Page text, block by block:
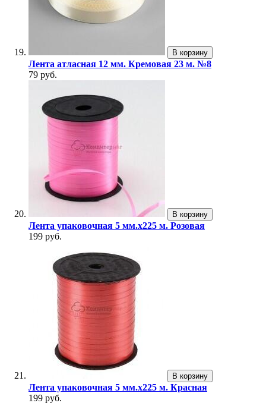
В корзину
Лента атласная 12 мм. Кремовая 23 м. №8
79 руб.
В корзину
Лента упаковочная 5 мм.х225 м. Розовая
199 руб.
В корзину
Лента упаковочная 5 мм.х225 м. Красная
199 руб.